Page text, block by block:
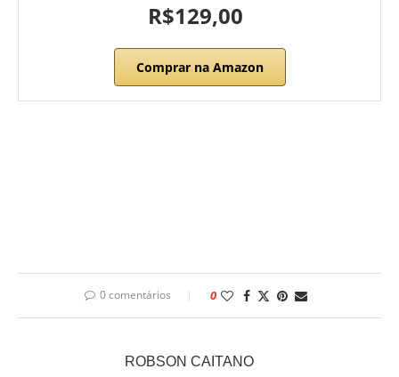
R$129,00
Comprar na Amazon
0 comentários 0
ROBSON CAITANO